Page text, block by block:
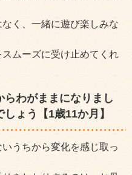
く、一緒に遊び楽しみな
ムーズに受け止めてくれ
わがままになりまし
ょう【1歳11か月】
うちから変化を感じ取っ